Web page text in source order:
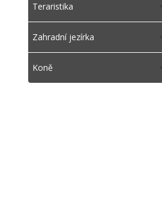
Teraristika
Zahradní jezírka
Koně